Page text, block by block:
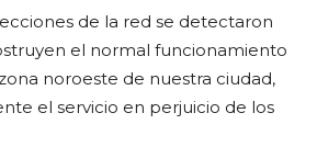
de la red se detectaron
el normal funcionamiento
noroeste de nuestra ciudad,
el servicio en perjuicio de los